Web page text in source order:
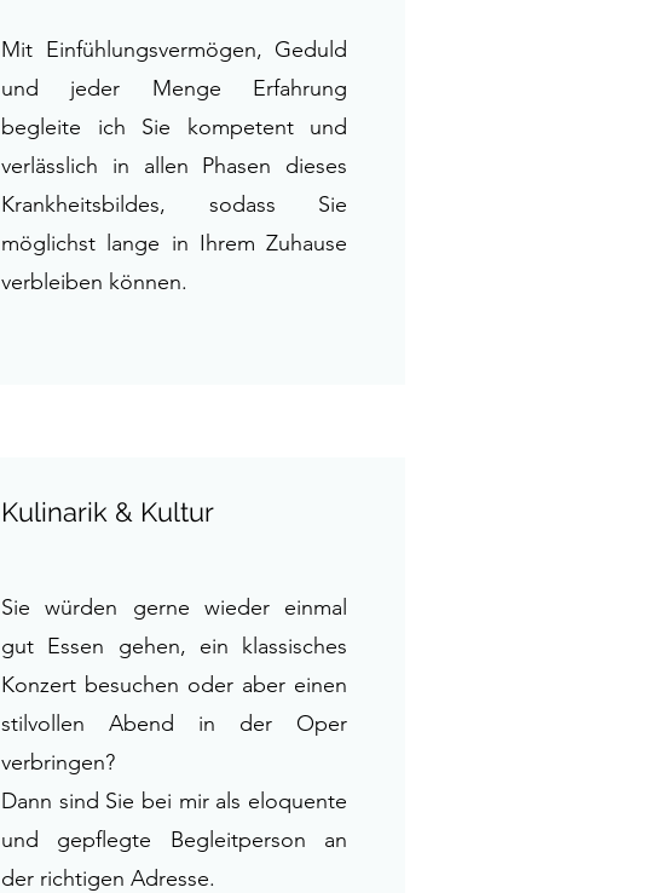
Mit Einfühlungsvermögen, Geduld
und jeder Menge Erfahrung
begleite ich Sie kompetent und
verlässlich in allen Phasen dieses
Krankheitsbildes, sodass Sie
möglichst lange in Ihrem Zuhause
verbleiben können.
Kulinarik & Kultur
Sie würden gerne wieder einmal
gut Essen gehen, ein klassisches
Konzert besuchen oder aber einen
stilvollen Abend in der Oper
verbringen?
Dann sind Sie bei mir als eloquente
und gepflegte Begleitperson an
der richtigen Adresse.